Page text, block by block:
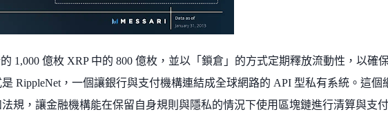
1,000 億枚 XRP 中的 800 億枚，並以「鎖倉」的方式定期釋放流動性，以確
RippleNet，一個讓銀行與支付機構連結成全球網路的 API 型私有系統。這個
規，讓金融機構能在保留自身規則與隱私的情況下使用區塊鏈進行清算與支付